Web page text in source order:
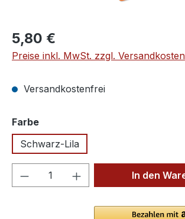
Regulärer Preis:
5,80 €
Preise inkl. MwSt. zzgl. Versandkosten
Versandkostenfrei
Farbeauswählen
Schwarz-Lila
Produkt Anzahl: Gib den
In den